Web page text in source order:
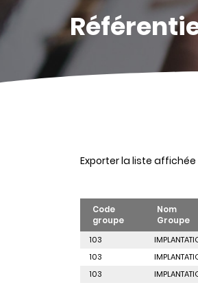
Exporter la liste affichée
Code
groupe
Nom
Groupe
103
103
103